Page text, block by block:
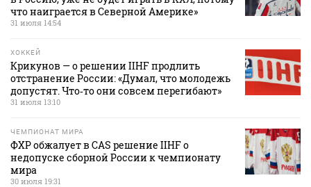
что наиграется в Северной Америке»
31 июля 14:54
ХОККЕЙ
Крикунов — о решении IIHF продлить
отстранение России: «Думал, что молодежь
допустят. Что‑то они совсем перегибают»
31 июля 13:10
ЧЕМПИОНАТ МИРА
ФХР обжалует в CAS решение IIHF о
недопуске сборной России к чемпионату
мира
30 июля 19:31